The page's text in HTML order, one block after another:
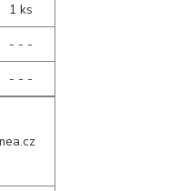
1 ks
- - -
- - -